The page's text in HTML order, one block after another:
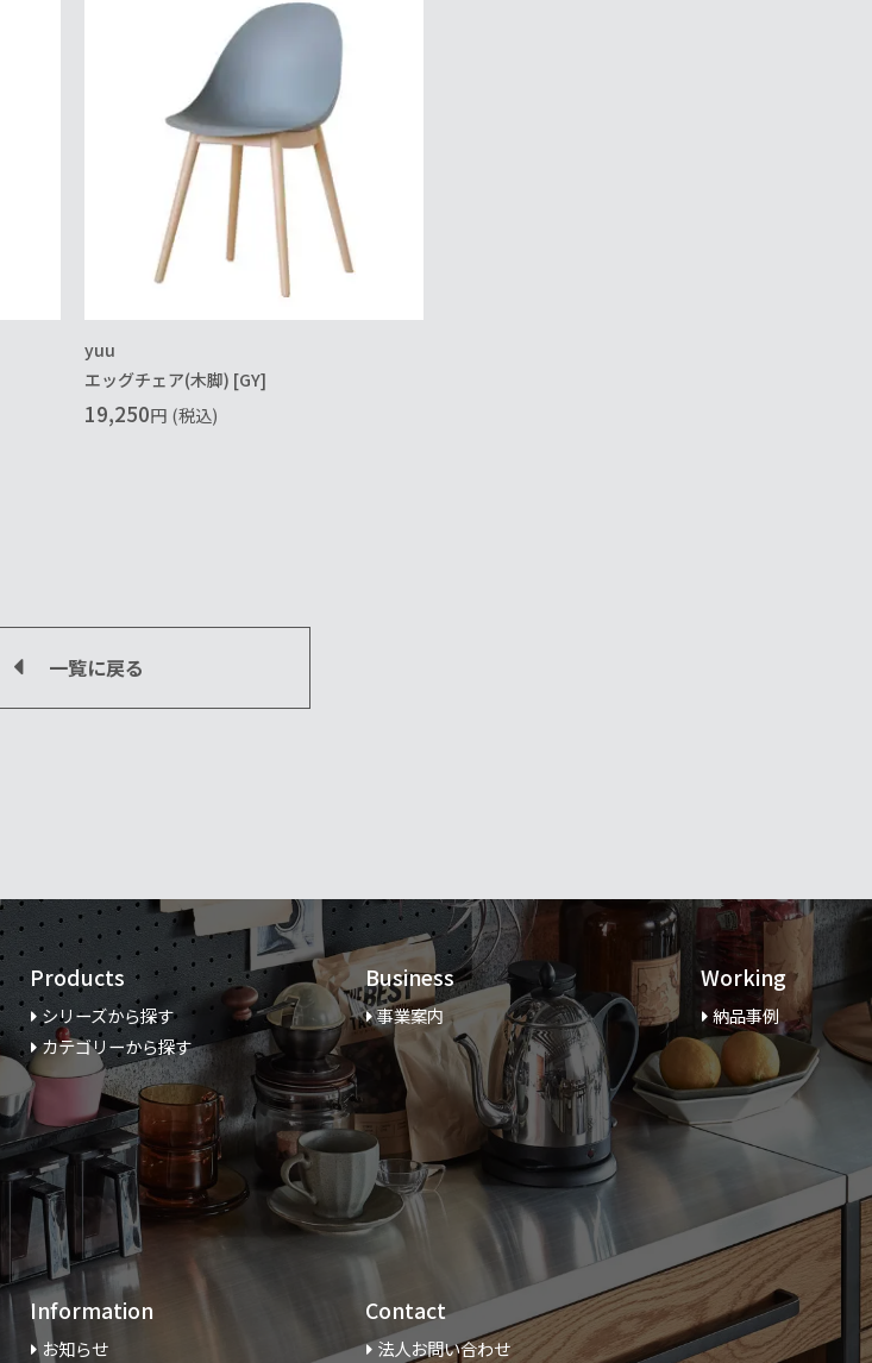
yuu
エッグチェア(木脚) [GY]
19,250円 (税込)
一覧に戻る
Products
シリーズから探す
カテゴリーから探す
Business
事業案内
Working
納品事例
Information
お知らせ
Contact
法人お問い合わせ